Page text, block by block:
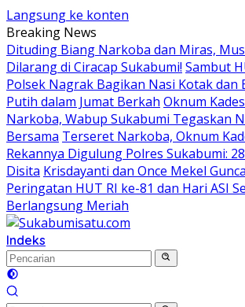
Langsung ke konten
Breaking News
Dituding Biang Narkoba dan Miras,
Dilarang di Ciracap Sukabumi! Sambut
Polsek Nagrak Bagikan Nasi Kotak dan
Putih dalam Jumat Berkah Oknum
Narkoba, Wabup Sukabumi Tegaskan
Bersama Terseret Narkoba, Oknum
Rekannya Digulung Polres Sukabumi:
Disita Krisdayanti dan Once Mekel
Peringatan HUT RI ke-81 dan Hari ASI
Berlangsung Meriah
Indeks